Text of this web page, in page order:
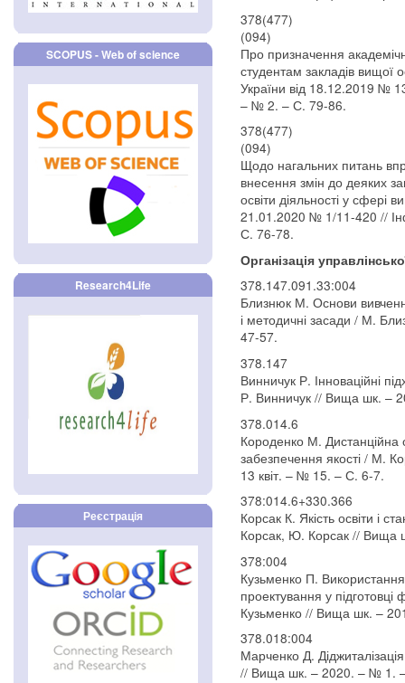
SCOPUS - Web of science
Research4Life
Реєстрація
378(477)
(094)
Про призначення
студентам закладів вищої
України від 18.12.2019 №
– № 2. – С. 79-86.
378(477)
(094)
Щодо нагальних питань
внесення змін до деяких
освіти діяльності у сфері
21.01.2020 № 1/11-420 //
С. 76-78.
Організація
378.147.091.33:004
Близнюк М. Основи
і методичні засади / М.
47-57.
378.147
Винничук Р. Інноваційні
Р. Винничук // Вища шк. –
378.014.6
Короденко М. Дистанційна
забезпечення якості / М.
13 квіт. – № 15. – С. 6-7.
378:014.6+330.366
Корсак К. Якість освіти і
Корсак, Ю. Корсак //
378:004
Кузьменко П.
проектування у підготовці
Кузьменко // Вища шк. –
378.018:004
Марченко Д.
// Вища шк. – 2020. – № 1.